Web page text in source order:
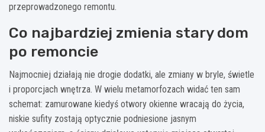
przeprowadzonego remontu.
Co najbardziej zmienia stary dom
po remoncie
Najmocniej działają nie drogie dodatki, ale zmiany w bryle, świetle
i proporcjach wnętrza. W wielu metamorfozach widać ten sam
schemat: zamurowane kiedyś otwory okienne wracają do życia,
niskie sufity zostają optycznie podniesione jasnym